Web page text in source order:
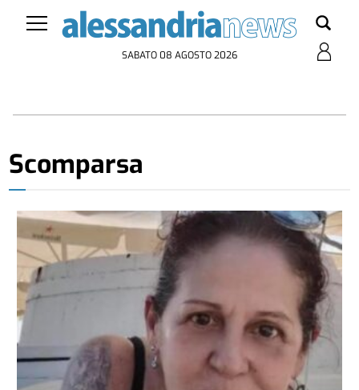
SABATO 08 AGOSTO 2026
Scomparsa